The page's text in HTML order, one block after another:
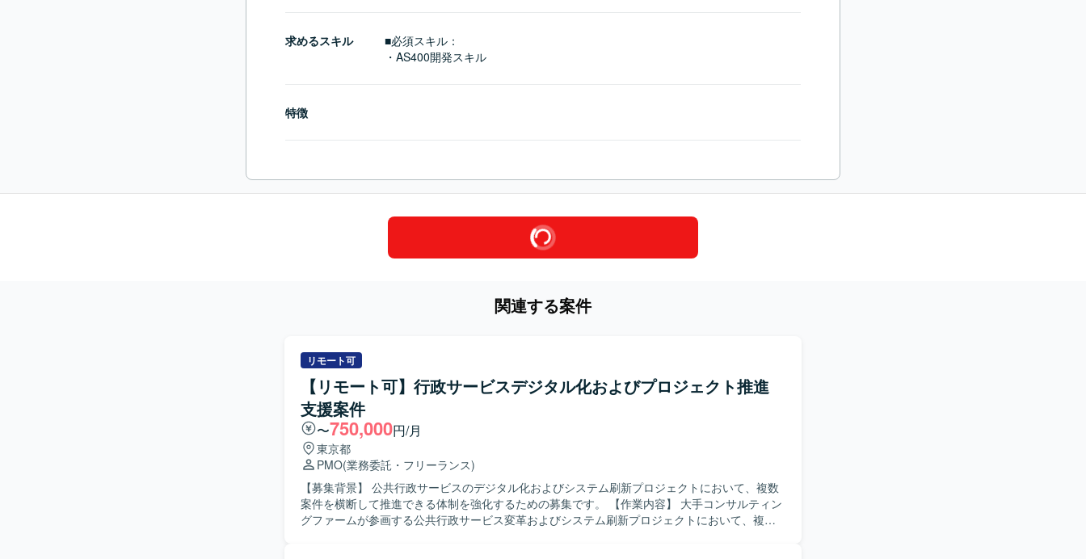
求めるスキル
■必須スキル：
・AS400開発スキル
特徴
関連する案件
リモート可
【リモート可】行政サービスデジタル化およびプロジェクト推進
支援案件
〜750,000円/月
東京都
PMO(業務委託・フリーランス)
【募集背景】 公共行政サービスのデジタル化およびシステム刷新プロジェクトにおいて、複数
案件を横断して推進できる体制を強化するための募集です。 【作業内容】 大手コンサルティン
グファームが参画する公共行政サービス変革およびシステム刷新プロジェクトにおいて、複数